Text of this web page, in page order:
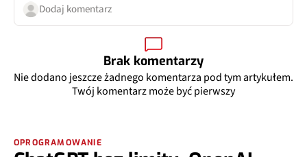
Dodaj komentarz
Brak komentarzy
Nie dodano jeszcze żadnego komentarza pod tym artykułem.
Twój komentarz może być pierwszy
OPROGRAMOWANIE